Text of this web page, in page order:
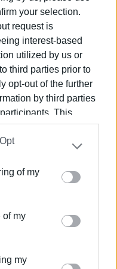
your selection.
request is
interest-based
utilized by us or
third parties prior to
opt-out of the further
by third parties
This
by us to third parties
Participants
that may
uses one or more
and store information
or deny consent to
use your data for
of my
of my
my
iSea
απόφοιτος του
του
με ειδίκευση